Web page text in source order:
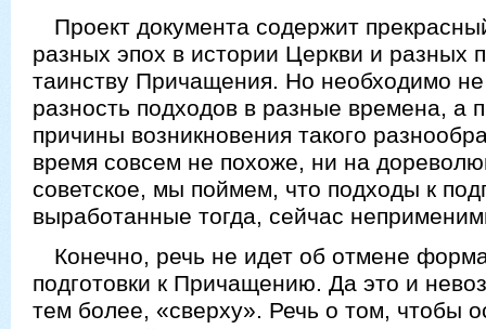
Проект документа содержит
разных эпох в истории Церкви и разных
таинству Причащения. Но необходимо не
разность подходов в разные времена, а
причины возникновения такого
время совсем не похоже, ни на
советское, мы поймем, что подходы к
выработанные тогда, сейчас
Конечно, речь не идет об отмене
подготовки к Причащению. Да это и
тем более, «сверху». Речь о том, чтобы